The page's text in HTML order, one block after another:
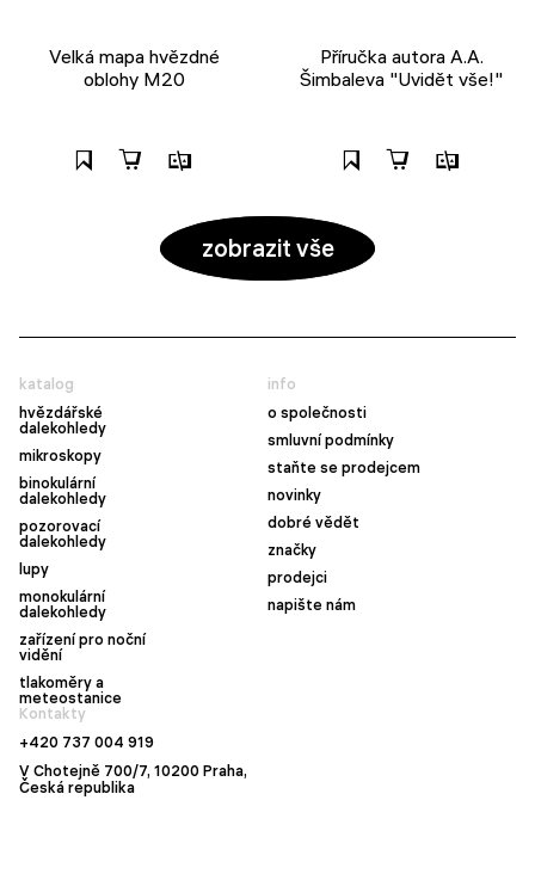
Velká mapa hvězdné
oblohy M20
Příručka autora A.A.
Šimbaleva "Uvidět vše!"
zobrazit vše
katalog
hvězdářské
dalekohledy
mikroskopy
binokulární
dalekohledy
pozorovací
dalekohledy
lupy
monokulární
dalekohledy
zařízení pro noční
vidění
tlakoměry a
meteostanice
info
o společnosti
smluvní podmínky
staňte se prodejcem
novinky
dobré vědět
značky
prodejci
napište nám
Kontakty
+420 737 004 919
V Chotejně 700/7, 10200 Praha,
Česká republika